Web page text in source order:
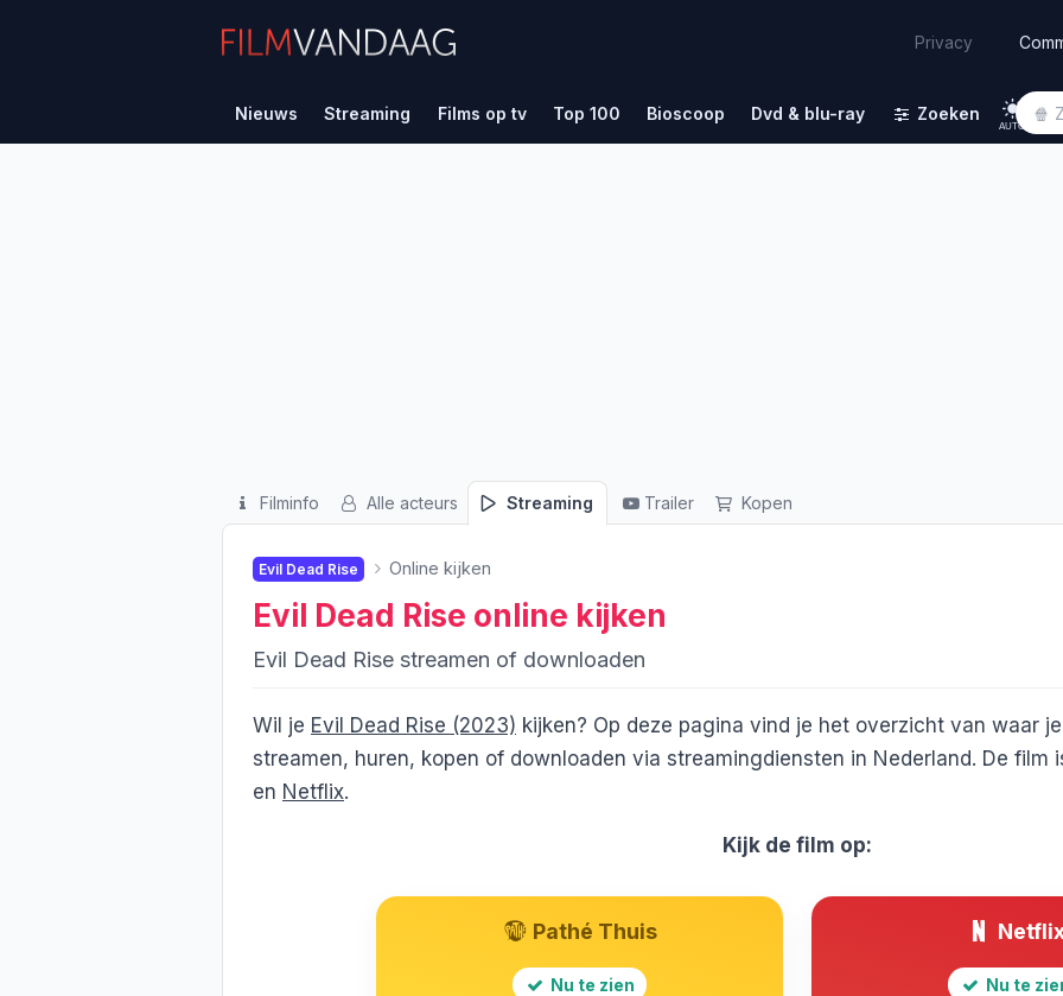
Privacy
Nieuws Streaming Films op tv Top 100 Bioscoop Dvd & blu-ray Zoeken
AUTO
Filminfo Alle acteurs Streaming Trailer Kopen
Evil Dead Rise Online kijken
Evil Dead Rise online kijken
Evil Dead Rise streamen of downloaden
Wil je Evil Dead Rise (2023) kijken? Op deze pagina vind je het overzicht van waar
streamen, huren, kopen of downloaden via streamingdiensten in Nederland. De film
en Netflix.
Kijk de film op:
Pathé Thuis
Nu te zien Nu te